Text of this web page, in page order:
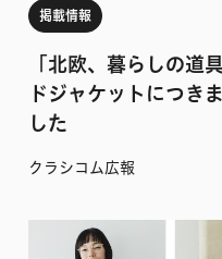
掲載情報
「北欧、暮らしの道
ドジャケットにつき
した
クラシコム広報